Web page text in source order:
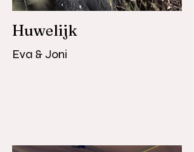
Huwelijk
Eva & Joni